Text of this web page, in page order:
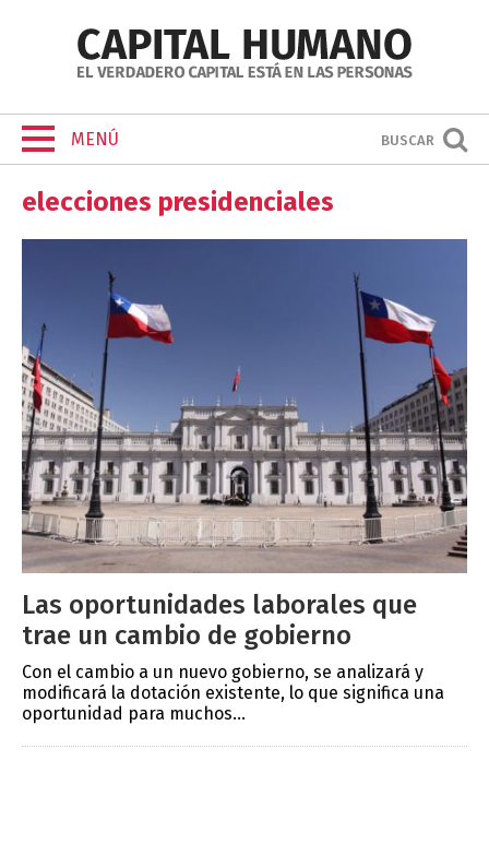
MENÚ BUSCAR
elecciones presidenciales
Las oportunidades laborales que
trae un cambio de gobierno
Con el cambio a un nuevo gobierno, se analizará y
modificará la dotación existente, lo que significa una
oportunidad para muchos...